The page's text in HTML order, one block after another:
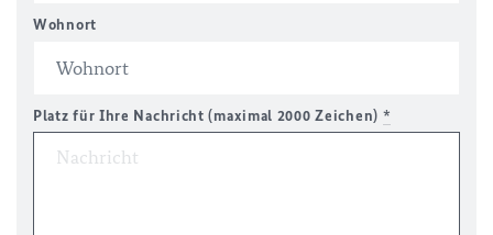
Wohnort
Platz für Ihre Nachricht (maximal 2000 Zeichen) *